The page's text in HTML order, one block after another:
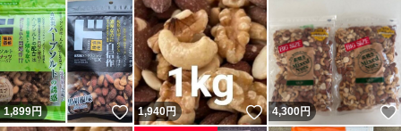
1,899円 いいね！
1,940円 いいね！
4,300円